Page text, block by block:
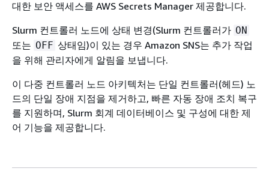
대한 보안 액세스를 AWS Secrets Manager 제공합니다.
Slurm 컨트롤러 노드에 상태 변경(Slurm 컨트롤러가 ON
또는 OFF 상태임)이 있는 경우 Amazon SNS는 추가 작업
을 위해 관리자에게 알림을 보냅니다.
이 다중 컨트롤러 노드 아키텍처는 단일 컨트롤러(헤드) 노
드의 단일 장애 지점을 제거하고, 빠른 자동 장애 조치 복구
를 지원하며, Slurm 회계 데이터베이스 및 구성에 대한 제
어 기능을 제공합니다.